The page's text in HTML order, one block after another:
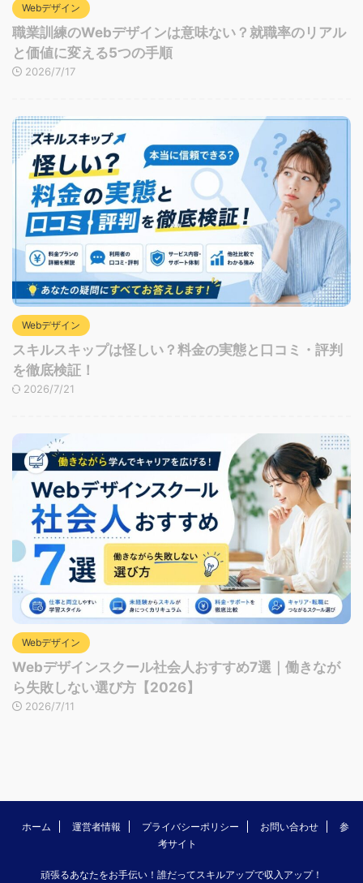
Webデザイン
職業訓練のWebデザインは意味ない？就職率のリアル
と価値に変える5つの手順
2026/7/17
Webデザイン
スキルスキップは怪しい？料金の実態と口コミ・評判
を徹底検証！
2026/7/21
Webデザイン
Webデザインスクール社会人おすすめ7選｜働きなが
ら失敗しない選び方【2026】
2026/7/11
ホーム 運営者情報 プライバシーポリシー お問い合わせ
参
考サイト
頑張るあなたをお手伝い！誰だってスキルアップで収入アップ！